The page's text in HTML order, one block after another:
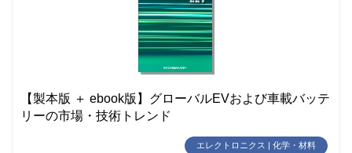
【製本版 ＋ ebook版】グローバルEVおよび車載バッテ
リーの市場・技術トレンド
エレクトロニクス | 化学・材料